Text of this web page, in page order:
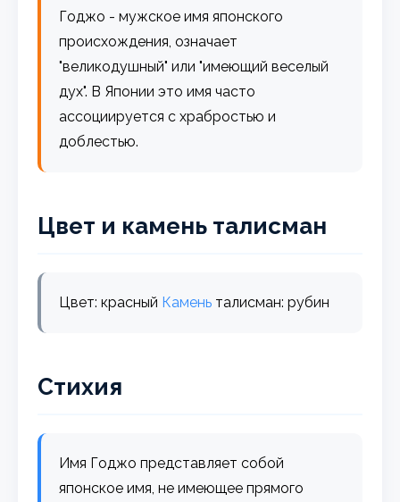
Годжо - мужское имя японского
происхождения, означает
"великодушный" или "имеющий веселый
дух". В Японии это имя часто
ассоциируется с храбростью и
доблестью.
Цвет и камень талисман
Цвет: красный Камень талисман: рубин
Стихия
Имя Годжо представляет собой
японское имя, не имеющее прямого